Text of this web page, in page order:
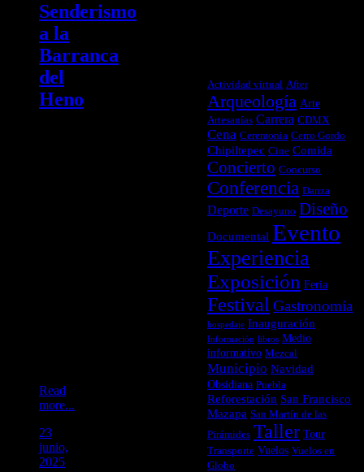
Senderismo
a la
Barranca
del
Heno
Read
more...
23
junio,
2025
Actividad virtual After
Arqueología Arte
Artesanías Carrera CDMX
Cena Ceremonia Cerro Gordo
Chipiltepec Cine Comida
Concierto Concurso
Conferencia Danza
Deporte Desayuno Diseño
Documental Evento
Experiencia
Exposición Feria
Festival Gastronomía
hospedaje Inauguración
Información libros Medio
informativo Mezcal
Municipio Navidad
Obsidiana Puebla
Reforestación San Francisco
Mazapa San Martín de las
Pirámides Taller Tour
Transporte Vuelos Vuelos en
Globo